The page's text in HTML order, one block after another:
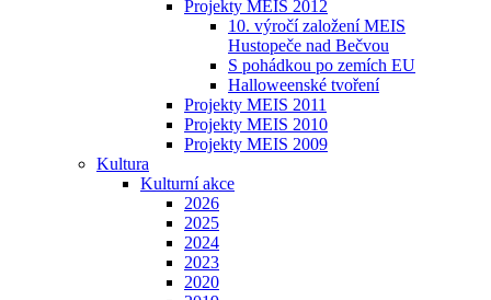
Projekty MEIS 2012
10. výročí založení MEIS
Hustopeče nad Bečvou
S pohádkou po zemích EU
Halloweenské tvoření
Projekty MEIS 2011
Projekty MEIS 2010
Projekty MEIS 2009
Kultura
Kulturní akce
2026
2025
2024
2023
2020